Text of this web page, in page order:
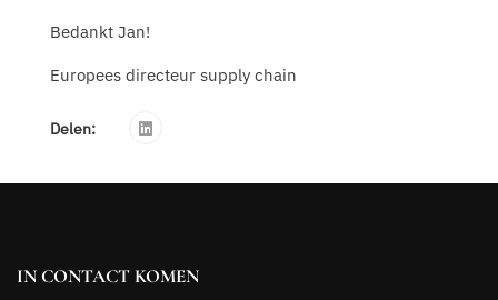
Bedankt Jan!
Europees directeur supply chain
Delen:
IN CONTACT KOMEN